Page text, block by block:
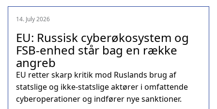
14. July 2026
EU: Russisk cyberøkosystem og
FSB-enhed står bag en række
angreb
EU retter skarp kritik mod Ruslands brug af
statslige og ikke-statslige aktører i omfattende
cyberoperationer og indfører nye sanktioner.